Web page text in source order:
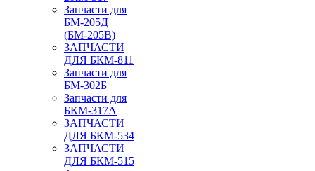
Запчасти для
БМ-205Д
(БМ-205В)
ЗАПЧАСТИ
ДЛЯ БКМ-811
Запчасти для
БМ-302Б
Запчасти для
БКМ-317А
ЗАПЧАСТИ
ДЛЯ БКМ-534
ЗАПЧАСТИ
ДЛЯ БКМ-515